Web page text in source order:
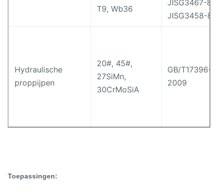
T9, Wb36
JISG3467-88,
JISG3458-88
Hydraulische
proppijpen
20#, 45#,
27SiMn,
30CrMoSiA
GB/T17396-
2009
Toepassingen: